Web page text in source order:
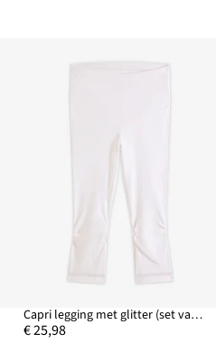
Capri legging met glitter (set van 2)
€ 25,98